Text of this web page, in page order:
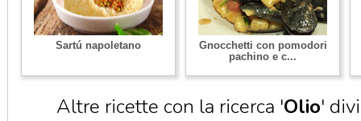
Sartú napoletano
Gnocchetti con pomodori
pachino e c...
Altre ricette con la ricerca 'Olio'